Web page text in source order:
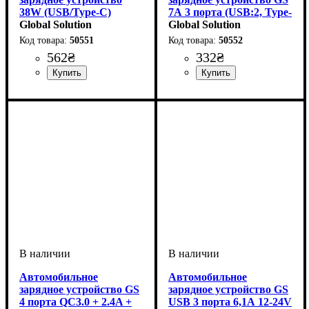
38W (USB/Type-C)
Global Solution
50551
562₴
7А 3 порта (USB:2, Type-
C:1) 35W быстрая
зарядка QC3.0
Global Solution
50552
332₴
Автомобильное
зарядное устройство GS
4 порта QC3.0 + 2.4A +
Автомобильное
зарядное устройство GS
USB 3 порта 6,1А 12-24V